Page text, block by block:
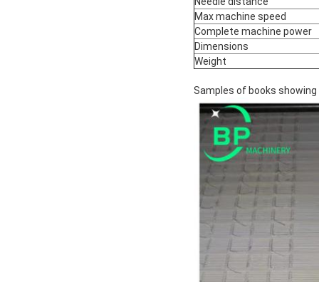
Max machine speed
Complete machine power
Dimensions
Weight
Samples of books showing